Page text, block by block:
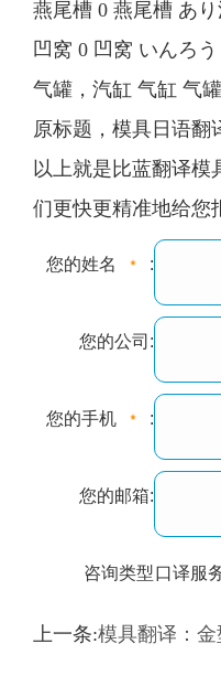
燕尾槽 0 燕尾槽 あ
凹窝 0 凹窝 いんろ
气罐，汽缸 气缸 气
原标题，模具日语翻
以上就是比蓝翻译模
们更快更精准地给您
您的姓名 :
您的公司:
您的手机 :
您的邮箱:
咨询类型口译服
训翻译
上一条:模具翻译：